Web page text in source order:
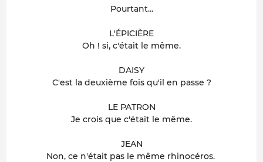
Pourtant...
L'ÉPICIÈRE
Oh ! si, c'était le même.
DAISY
C'est la deuxième fois qu'il en passe ?
LE PATRON
Je crois que c'était le même.
JEAN
Non, ce n'était pas le même rhinocéros.